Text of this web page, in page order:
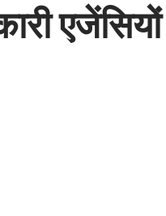
एजेंसियों